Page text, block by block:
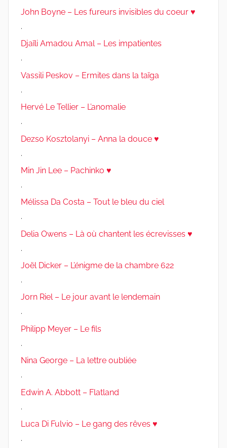
John Boyne – Les fureurs invisibles du coeur ♥
.
Djaïli Amadou Amal – Les impatientes
.
Vassili Peskov – Ermites dans la taïga
.
Hervé Le Tellier – L’anomalie
.
Dezso Kosztolanyi – Anna la douce ♥
.
Min Jin Lee – Pachinko ♥
.
Mélissa Da Costa – Tout le bleu du ciel
.
Delia Owens – Là où chantent les écrevisses ♥
.
Joël Dicker – L’énigme de la chambre 622
.
Jorn Riel – Le jour avant le lendemain
.
Philipp Meyer – Le fils
.
Nina George – La lettre oubliée
.
Edwin A. Abbott – Flatland
.
Luca Di Fulvio – Le gang des rêves ♥
.